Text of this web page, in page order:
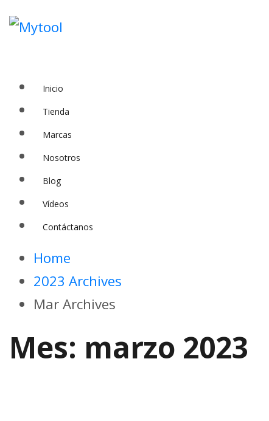
Inicio
Tienda
Marcas
Nosotros
Blog
Vídeos
Contáctanos
Home
2023 Archives
Mar Archives
Mes: marzo 2023